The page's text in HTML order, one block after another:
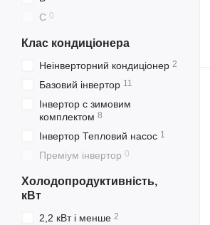
C 0
Клас кондиціонера
Неінверторний кондиціонер 2
Базовий інвертор 11
Інвертор с зимовим
комплектом 8
Інвертор Тепловий насос 1
Преміум інвертор 0
Холодопродуктивність,
кВт
2,2 кВт і менше 2